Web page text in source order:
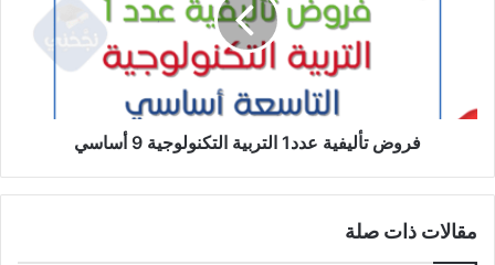
فروض تأليفية عدد1 التربية التكنولوجية 9 أساسي
مقالات ذات صلة